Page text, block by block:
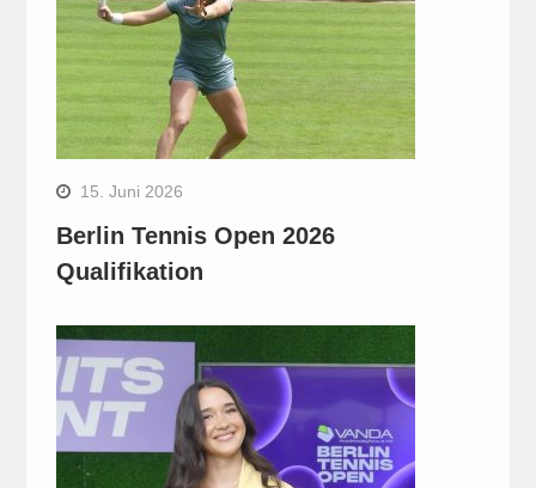
15. Juni 2026
Berlin Tennis Open 2026
Qualifikation